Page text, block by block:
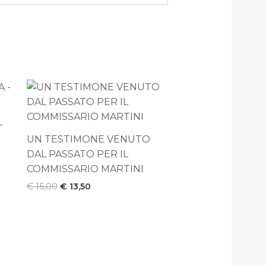
UN TESTIMONE VENUTO
DAL PASSATO PER IL
COMMISSARIO MARTINI
€15,00
Il
originale
era:
€ 13,50
Il
attuale
è: